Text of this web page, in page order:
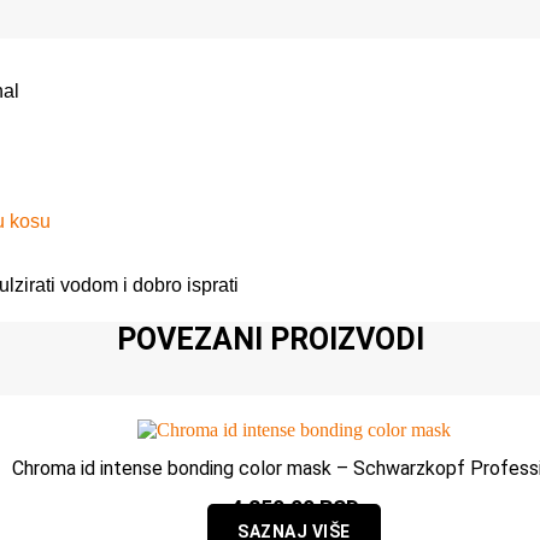
kosu
vodom i dobro isprati
POVEZANI PROIZVODI
Chroma id intense bonding color mask – Schwarzkopf
4.250,00RSD
SAZNAJ VIŠE